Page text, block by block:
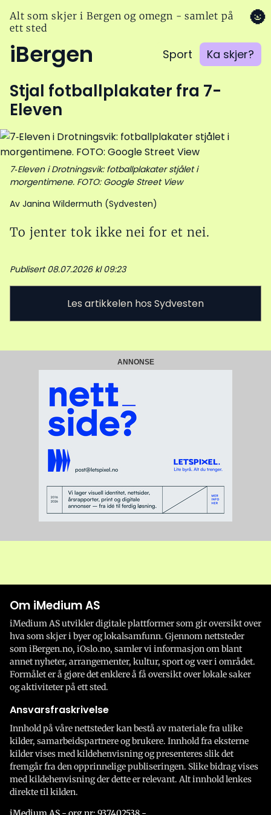
Alt som skjer i Bergen og omegn - samlet på
ett sted
iBergen Sport Ka skjer?
🌚
Stjal fotballplakater fra 7-
Eleven
7‑Eleven i Drotningsvik: fotballplakater stjålet i
morgentimene. FOTO: Google Street View
Av Janina Wildermuth (Sydvesten)
To jenter tok ikke nei for et nei.
Publisert 08.07.2026 kl 09:23
Les artikkelen hos Sydvesten
ANNONSE
Om iMedium AS
iMedium AS utvikler digitale plattformer som gir oversikt over
hva som skjer i byer og lokalsamfunn. Gjennom nettsteder
som iBergen.no, iOslo.no, samler vi informasjon om blant
annet nyheter, arrangementer, kultur, sport og vær i området.
Formålet er å gjøre det enklere å få oversikt over lokale saker
og aktiviteter på ett sted.
Ansvarsfraskrivelse
Innhold på våre nettsteder kan bestå av materiale fra ulike
kilder, samarbeidspartnere og brukere. Innhold fra eksterne
kilder vises med kildehenvisning og presenteres slik det
fremgår fra den opprinnelige publiseringen. Slike bidrag vises
med kildehenvisning der dette er relevant. Alt innhold lenkes
direkte til kilden.